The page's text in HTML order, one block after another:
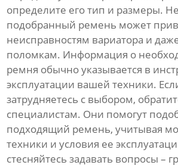
определите его тип и размеры.
подобранный ремень может
неисправностям вариатора и
поломкам. Информация о
ремня обычно указывается в
эксплуатации вашей техники.
затрудняетесь с выбором,
специалистам. Они помогут
подходящий ремень, учитывая
техники и условия ее
стесняйтесь задавать вопросы –